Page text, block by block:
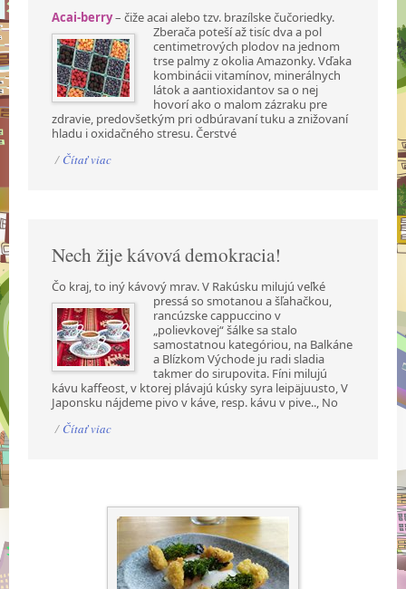
Acai-berry– čiže acai alebo tzv. brazílske čučoriedky.
Zberača poteší až tisíc dva a pol
centimetrových plodov na jednom
trse palmy z okolia Amazonky. Vďaka
kombinácii vitamínov, minerálnych
látok a aantioxidantov sa o nej
hovorí ako o malom zázraku pre
zdravie, predovšetkým pri odbúravaní tuku a znižovaní
hladu i oxidačného stresu. Čerstvé
/ Čítať viac
Nech žije kávová demokracia!
Čo kraj, to iný kávový mrav. V Rakúsku milujú veľké
pressá so smotanou a šľahačkou,
rancúzske cappuccino v
„polievkovej“ šálke sa stalo
samostatnou kategóriou, na Balkáne
a Blízkom Východe ju radi sladia
takmer do sirupovita. Fíni milujú
kávu kaffeost, v ktorej plávajú kúsky syra leipäjuusto, V
Japonsku nájdeme pivo v káve, resp. kávu v pive.., No
/ Čítať viac